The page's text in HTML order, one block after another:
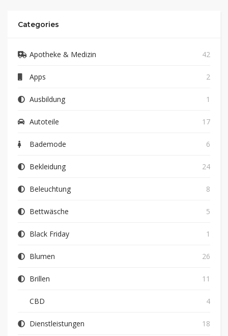
Categories
Apotheke & Medizin 42
Apps 2
Ausbildung 1
Autoteile 17
Bademode 6
Bekleidung 24
Beleuchtung 8
Bettwäsche 5
Black Friday 1
Blumen 26
Brillen 11
CBD 4
Dienstleistungen 18